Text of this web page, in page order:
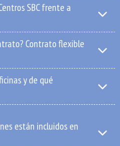
SBC frente a
Contrato flexible
y de qué
están incluidos en